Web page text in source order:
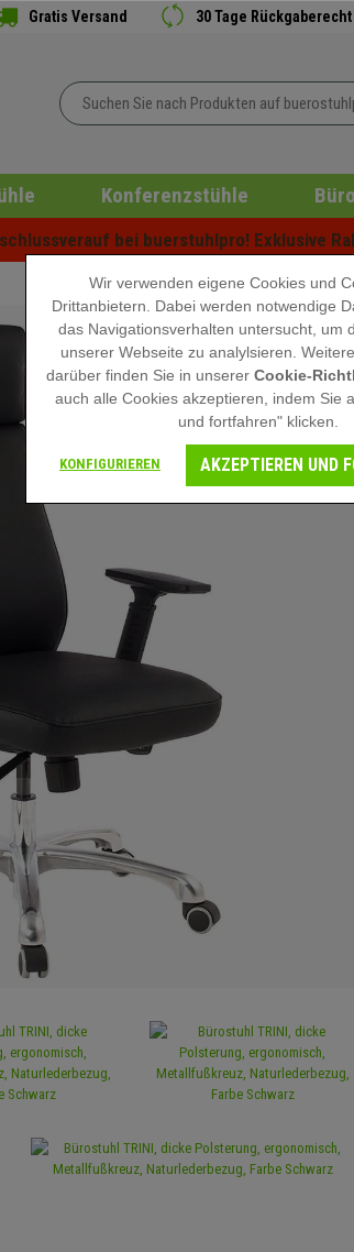
Gratis Versand 30 Tage Rückgaberecht
Konferenzstühle
bei buerstuhlpro! Exklusive
Wir verwenden eigene Cookies und
Drittanbietern. Dabei werden notwendige
das Navigationsverhalten untersucht, um
unserer Webseite zu analylsieren.
darüber finden Sie in unserer Cookie-
auch alle Cookies akzeptieren, indem Sie
und fortfahren" klicken.
KONFIGURIEREN AKZEPTIEREN UND